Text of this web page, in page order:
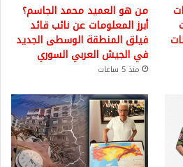
من هو العميد محمد الجاسم؟
أبرز المعلومات عن نائب قائد
فيلق المنطقة الوسطى الجديد
في الجيش العربي السوري
منذ 5 ساعات